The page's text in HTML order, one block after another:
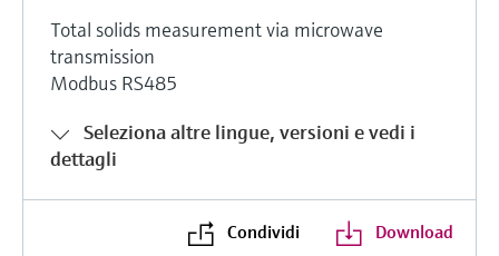
Total solids measurement via microwave
transmission
Modbus RS485
Seleziona altre lingue, versioni e vedi i
dettagli
Condividi Download